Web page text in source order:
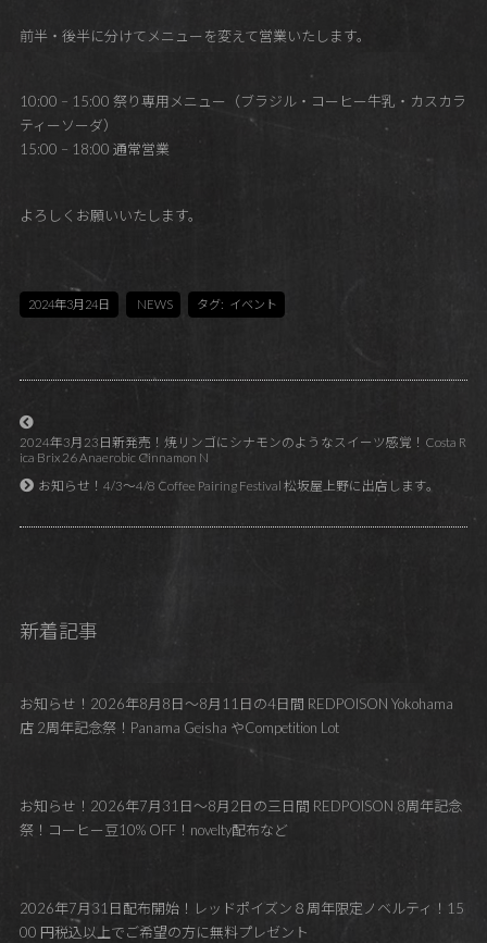
前半・後半に分けてメニューを変えて営業いたします。
10:00 – 15:00 祭り専用メニュー（ブラジル・コーヒー牛乳・カスカラ
ティーソーダ）
15:00 – 18:00 通常営業
よろしくお願いいたします。
2024年3月24日 NEWS タグ: イベント
2024年3月23日新発売！焼リンゴにシナモンのようなスイーツ感覚！Costa R
ica Brix 26 Anaerobic Cinnamon N
お知らせ！4/3～4/8 Coffee Pairing Festival 松坂屋上野に出店します。
新着記事
お知らせ！2026年8月8日～8月11日の4日間 REDPOISON Yokohama
店 2周年記念祭！Panama Geisha やCompetition Lot
お知らせ！2026年7月31日～8月2日の三日間 REDPOISON 8周年記念
祭！コーヒー豆10% OFF！novelty配布など
2026年7月31日配布開始！レッドポイズン８周年限定ノベルティ！15
00 円税込以上でご希望の方に無料プレゼント